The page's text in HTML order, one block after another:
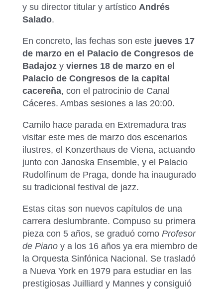
y su director titular y artístico Andrés
Salado.
En concreto, las fechas son este jueves 17
de marzo en el Palacio de Congresos de
Badajozy viernes 18 de marzo en el
Palacio de Congresos de la capital
cacereña, con el patrocinio de Canal
Cáceres. Ambas sesiones a las 20:00.
Camilo hace parada en Extremadura tras
visitar este mes de marzo dos escenarios
ilustres, el Konzerthaus de Viena, actuando
junto con Janoska Ensemble, y el Palacio
Rudolfinum de Praga, donde ha inaugurado
su tradicional festival de jazz.
Estas citas son nuevos capítulos de una
carrera deslumbrante. Compuso su primera
pieza con 5 años, se graduó como Profesor
de Piano y a los 16 años ya era miembro de
la Orquesta Sinfónica Nacional. Se trasladó
a Nueva York en 1979 para estudiar en las
prestigiosas Juilliard y Mannes y consiguió